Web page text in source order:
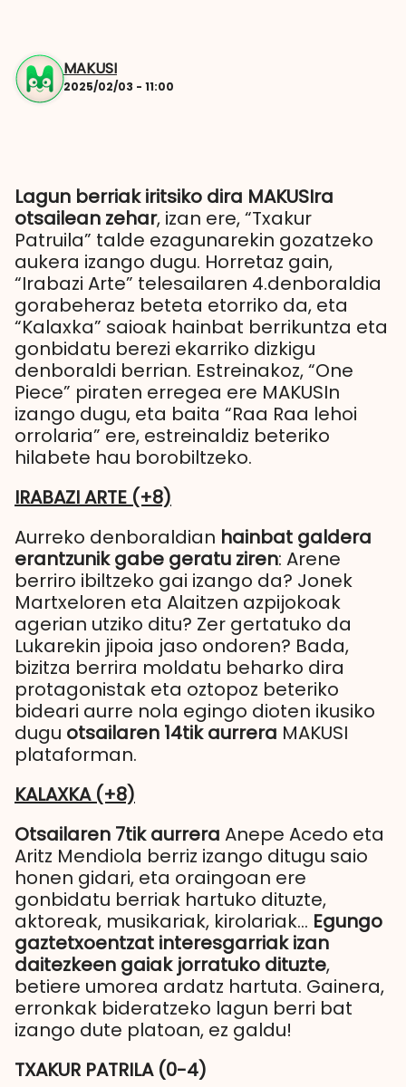
MAKUSI
2025/02/03 - 11:00
Lagun berriak iritsiko dira MAKUSIra
otsailean zehar, izan ere, “Txakur
Patruila” talde ezagunarekin gozatzeko
aukera izango dugu. Horretaz gain,
“Irabazi Arte” telesailaren 4.denboraldia
gorabeheraz beteta etorriko da, eta
“Kalaxka” saioak hainbat berrikuntza eta
gonbidatu berezi ekarriko dizkigu
denboraldi berrian. Estreinakoz, “One
Piece” piraten erregea ere MAKUSIn
izango dugu, eta baita “Raa Raa lehoi
orrolaria” ere, estreinaldiz beteriko
hilabete hau borobiltzeko.
IRABAZI ARTE (+8)
Aurreko denboraldian hainbat galdera
erantzunik gabe geratu ziren: Arene
berriro ibiltzeko gai izango da? Jonek
Martxeloren eta Alaitzen azpijokoak
agerian utziko ditu? Zer gertatuko da
Lukarekin jipoia jaso ondoren? Bada,
bizitza berrira moldatu beharko dira
protagonistak eta oztopoz beteriko
bideari aurre nola egingo dioten ikusiko
dugu otsailaren 14tik aurrera MAKUSI
plataforman.
KALAXKA (+8)
Otsailaren 7tik aurrera Anepe Acedo eta
Aritz Mendiola berriz izango ditugu saio
honen gidari, eta oraingoan ere
gonbidatu berriak hartuko dituzte,
aktoreak, musikariak, kirolariak… Egungo
gaztetxoentzat interesgarriak izan
daitezkeen gaiak jorratuko dituzte,
betiere umorea ardatz hartuta. Gainera,
erronkak bideratzeko lagun berri bat
izango dute platoan, ez galdu!
TXAKUR PATRILA (0-4)